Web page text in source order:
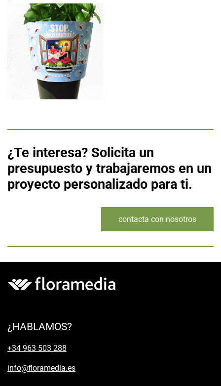
¿Te interesa? Solicita un
presupuesto y trabajaremos en un
proyecto personalizado para ti.
contacta con nosotros
¿HABLAMOS?
+34 963 503 288
info@floramedia.es